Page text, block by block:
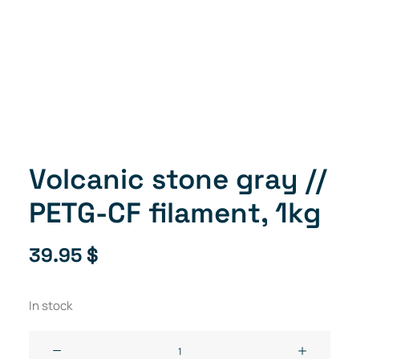
Volcanic stone gray //
PETG-CF filament, 1kg
39.95$
In stock